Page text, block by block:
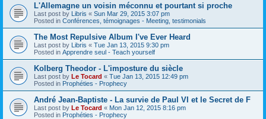
L'Allemagne un voisin méconnu et pourtant si proche
Last post by Libris « Sun Mar 29, 2015 3:07 pm
Posted in Conférences, témoignages - Meeting, testimonials
The Most Repulsive Album I've Ever Heard
Last post by Libris « Tue Jan 13, 2015 9:30 pm
Posted in Apprendre seul - Teach yourself
Kolberg Theodor - L'imposture du siècle
Last post by Le Tocard « Tue Jan 13, 2015 12:49 pm
Posted in Prophéties - Prophecy
André Jean-Baptiste - La survie de Paul VI et le Secret de F
Last post by Le Tocard « Mon Jan 12, 2015 8:16 pm
Posted in Prophéties - Prophecy